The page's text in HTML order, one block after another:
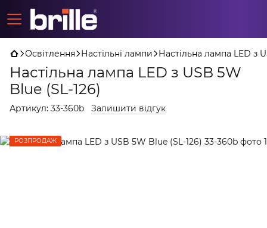
Освітлення Настільні лампи Настільна лампа LED з
Настільна лампа LED з USB 5W
Blue (SL-126)
Артикул: 33-360b Залишити відгук
РОЗПРОДАЖ